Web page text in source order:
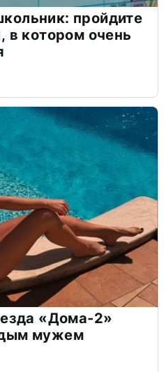
пройдите
в котором очень
«Дома-2»
мужем